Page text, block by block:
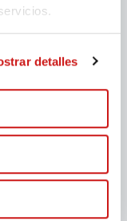
detalles